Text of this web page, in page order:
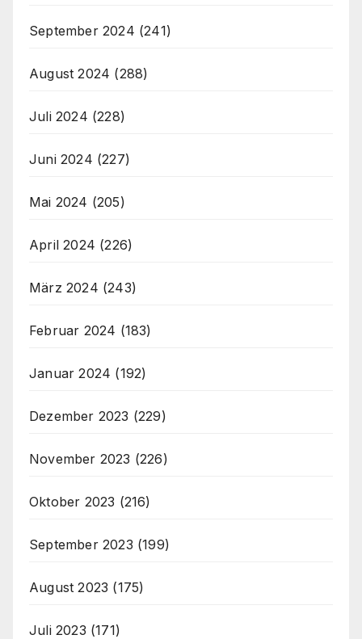
September 2024 (241)
August 2024 (288)
Juli 2024 (228)
Juni 2024 (227)
Mai 2024 (205)
April 2024 (226)
März 2024 (243)
Februar 2024 (183)
Januar 2024 (192)
Dezember 2023 (229)
November 2023 (226)
Oktober 2023 (216)
September 2023 (199)
August 2023 (175)
Juli 2023 (171)